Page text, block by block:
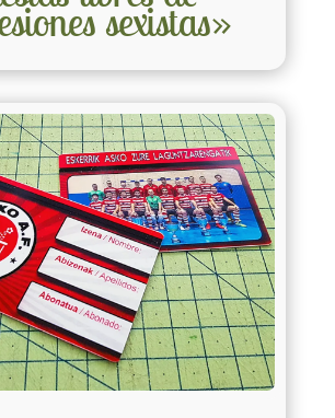
sexistas»